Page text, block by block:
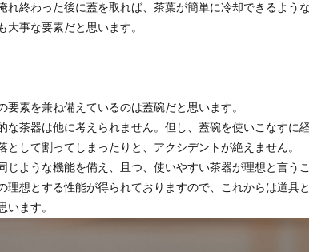
れ終わった後に蓋を取れば、茶葉が簡単に冷却できるよう
大事な要素だと思います。
要素を兼ね備えているのは蓋碗だと思います。
な茶器は他に考えられません。但し、蓋碗を使いこなすに
として割ってしまったりと、アクシデントが絶えません。
じような機能を備え、且つ、使いやすい茶器が理想と言う
理想とする性能が得られておりますので、これからは道具
います。